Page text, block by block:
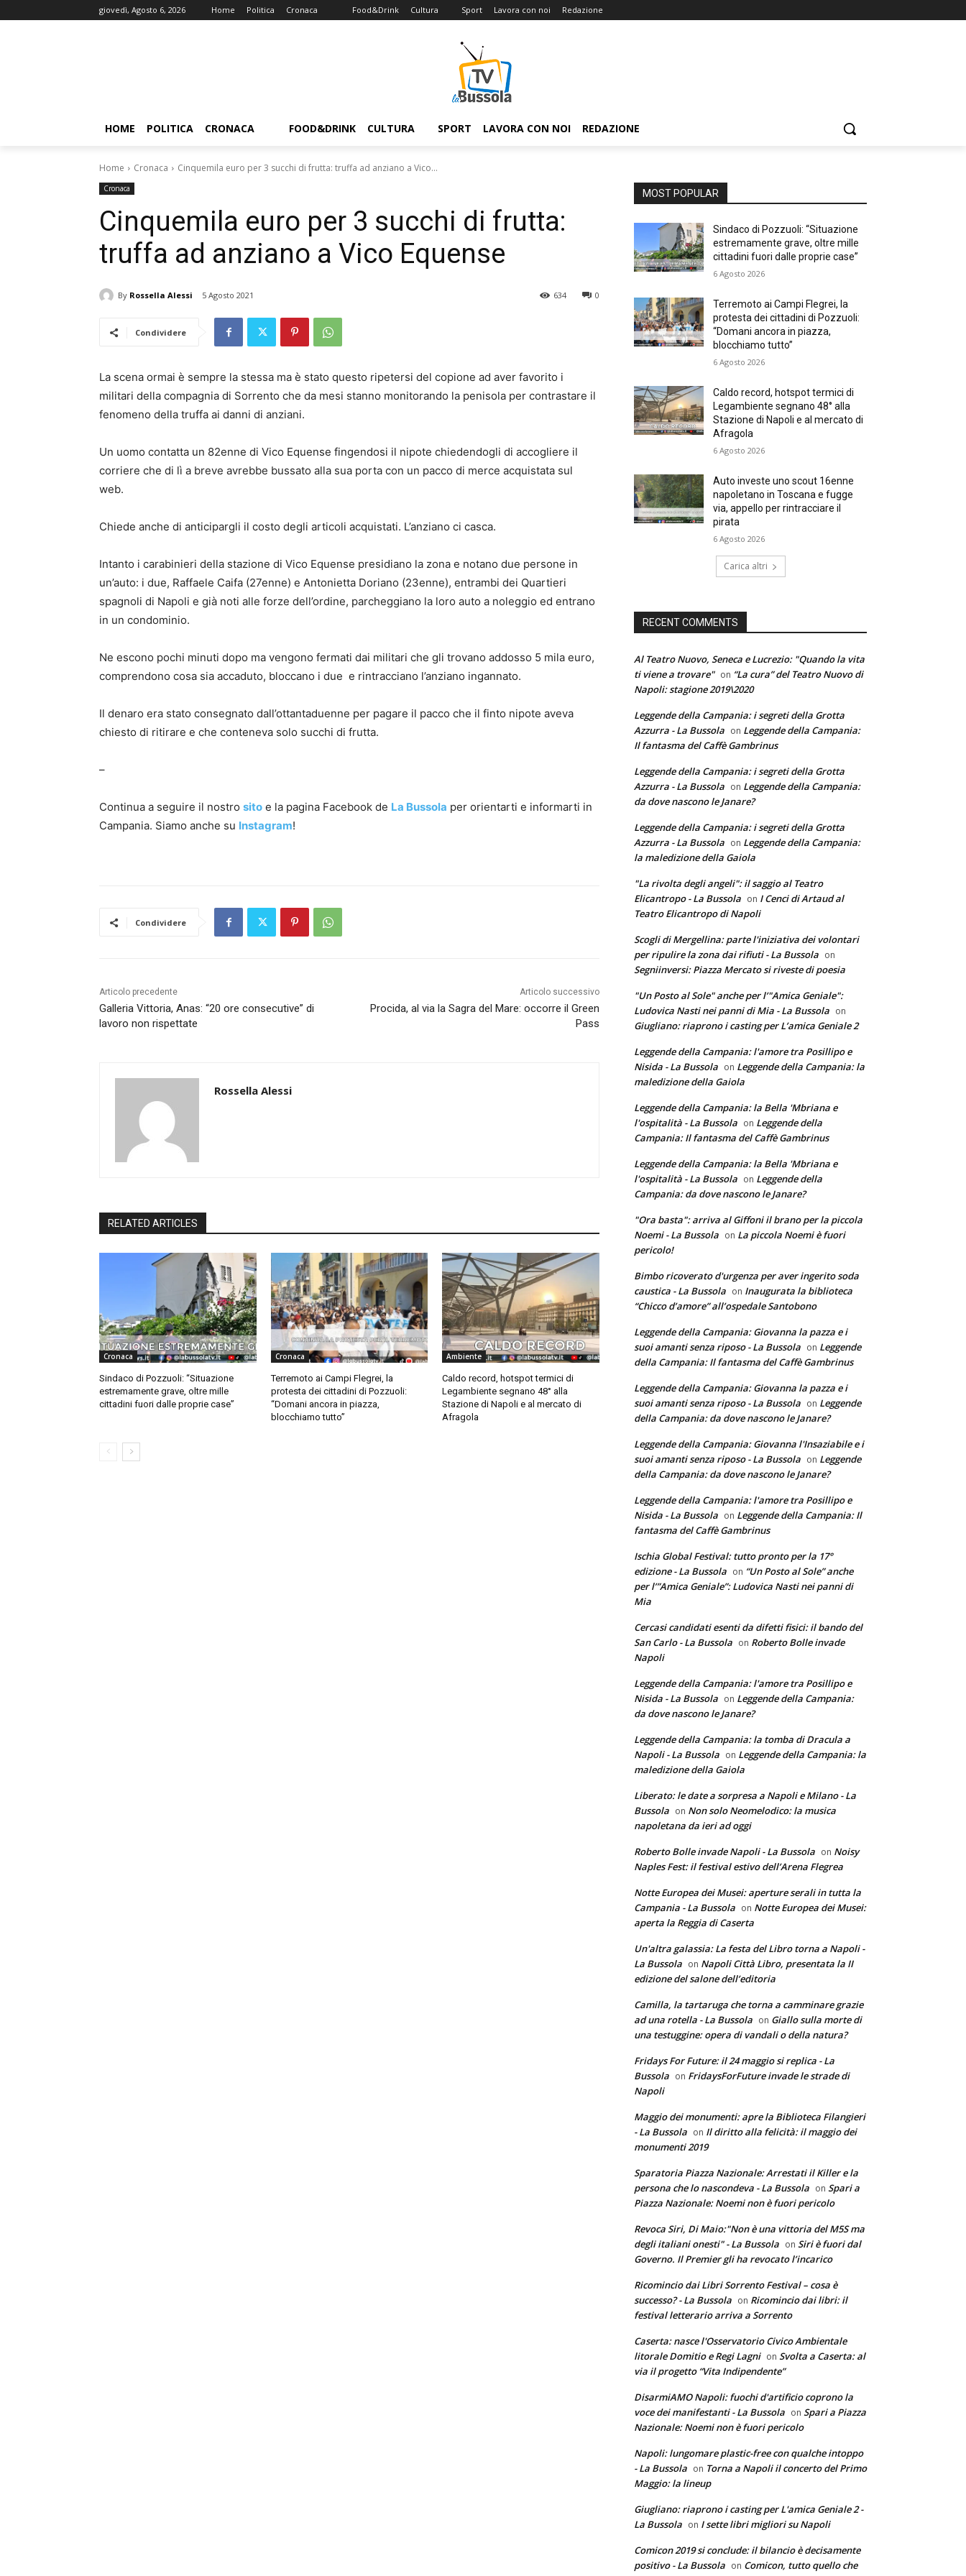
giovedì, Agosto 6, 2026 Home Politica Cronaca Food&Drink Cultura Sport Lavora con noi Redazione
HOME POLITICA CRONACA FOOD&DRINK CULTURA SPORT LAVORA CON NOI REDAZIONE
Home Cronaca Cinquemila euro per 3 succhi di frutta: truffa ad anziano a Vico...
Cronaca
Cinquemila euro per 3 succhi di frutta:
truffa ad anziano a Vico Equense
By Rossella Alessi 5 Agosto 2021 0
634
Condividere
La scena ormai è sempre la stessa ma è stato questo ripetersi del copione ad aver favorito i
militari della compagnia di Sorrento che da mesi stanno monitorando la penisola per contrastare il
fenomeno della truffa ai danni di anziani.
Un uomo contatta un 82enne di Vico Equense fingendosi il nipote chiedendogli di accogliere il
corriere che di lì a breve avrebbe bussato alla sua porta con un pacco di merce acquistata sul
web.
Chiede anche di anticipargli il costo degli articoli acquistati. L’anziano ci casca.
Intanto i carabinieri della stazione di Vico Equense presidiano la zona e notano due persone in
un’auto: i due, Raffaele Caifa (27enne) e Antonietta Doriano (23enne), entrambi dei Quartieri
spagnoli di Napoli e già noti alle forze dell’ordine, parcheggiano la loro auto a noleggio ed entrano
in un condominio.
Ne escono pochi minuti dopo ma vengono fermati dai militari che gli trovano addosso 5 mila euro,
comprendono cosa sia accaduto, bloccano i due e rintracciano l’anziano ingannato.
Il denaro era stato consegnato dall’ottantaduenne per pagare il pacco che il finto nipote aveva
chiesto di ritirare e che conteneva solo succhi di frutta.
–
Continua a seguire il nostro sito e la pagina Facebook de La Bussola per orientarti e informarti in
Campania. Siamo anche su Instagram!
Condividere
Articolo precedente
Galleria Vittoria, Anas: “20 ore consecutive” di
lavoro non rispettate
Articolo successivo
Procida, al via la Sagra del Mare: occorre il Green
Pass
Rossella Alessi
RELATED ARTICLES
Cronaca
Sindaco di Pozzuoli: “Situazione
estremamente grave, oltre mille
cittadini fuori dalle proprie case”
Cronaca
Terremoto ai Campi Flegrei, la
protesta dei cittadini di Pozzuoli:
“Domani ancora in piazza,
blocchiamo tutto”
Ambiente
Caldo record, hotspot termici di
Legambiente segnano 48° alla
Stazione di Napoli e al mercato di
Afragola
MOST POPULAR
Sindaco di Pozzuoli: “Situazione
estremamente grave, oltre mille
cittadini fuori dalle proprie case”
6 Agosto 2026
Terremoto ai Campi Flegrei, la
protesta dei cittadini di Pozzuoli:
“Domani ancora in piazza,
blocchiamo tutto”
6 Agosto 2026
Caldo record, hotspot termici di
Legambiente segnano 48° alla
Stazione di Napoli e al mercato di
Afragola
6 Agosto 2026
Auto investe uno scout 16enne
napoletano in Toscana e fugge
via, appello per rintracciare il
pirata
6 Agosto 2026
Carica altri
RECENT COMMENTS
Al Teatro Nuovo, Seneca e Lucrezio: "Quando la vita
ti viene a trovare" on “La cura” del Teatro Nuovo di
Napoli: stagione 2019\2020
Leggende della Campania: i segreti della Grotta
Azzurra - La Bussola on Leggende della Campania:
Il fantasma del Caffè Gambrinus
Leggende della Campania: i segreti della Grotta
Azzurra - La Bussola on Leggende della Campania:
da dove nascono le Janare?
Leggende della Campania: i segreti della Grotta
Azzurra - La Bussola on Leggende della Campania:
la maledizione della Gaiola
"La rivolta degli angeli": il saggio al Teatro
Elicantropo - La Bussola on I Cenci di Artaud al
Teatro Elicantropo di Napoli
Scogli di Mergellina: parte l'iniziativa dei volontari
per ripulire la zona dai rifiuti - La Bussola on
Segniinversi: Piazza Mercato si riveste di poesia
"Un Posto al Sole" anche per l’"Amica Geniale":
Ludovica Nasti nei panni di Mia - La Bussola on
Giugliano: riaprono i casting per L’amica Geniale 2
Leggende della Campania: l'amore tra Posillipo e
Nisida - La Bussola on Leggende della Campania: la
maledizione della Gaiola
Leggende della Campania: la Bella 'Mbriana e
l'ospitalità - La Bussola on Leggende della
Campania: Il fantasma del Caffè Gambrinus
Leggende della Campania: la Bella 'Mbriana e
l'ospitalità - La Bussola on Leggende della
Campania: da dove nascono le Janare?
"Ora basta": arriva al Giffoni il brano per la piccola
Noemi - La Bussola on La piccola Noemi è fuori
pericolo!
Bimbo ricoverato d'urgenza per aver ingerito soda
caustica - La Bussola on Inaugurata la biblioteca
“Chicco d’amore” all’ospedale Santobono
Leggende della Campania: Giovanna la pazza e i
suoi amanti senza riposo - La Bussola on Leggende
della Campania: Il fantasma del Caffè Gambrinus
Leggende della Campania: Giovanna la pazza e i
suoi amanti senza riposo - La Bussola on Leggende
della Campania: da dove nascono le Janare?
Leggende della Campania: Giovanna l'Insaziabile e i
suoi amanti senza riposo - La Bussola on Leggende
della Campania: da dove nascono le Janare?
Leggende della Campania: l'amore tra Posillipo e
Nisida - La Bussola on Leggende della Campania: Il
fantasma del Caffè Gambrinus
Ischia Global Festival: tutto pronto per la 17°
edizione - La Bussola on “Un Posto al Sole” anche
per l’”Amica Geniale”: Ludovica Nasti nei panni di
Mia
Cercasi candidati esenti da difetti fisici: il bando del
San Carlo - La Bussola on Roberto Bolle invade
Napoli
Leggende della Campania: l'amore tra Posillipo e
Nisida - La Bussola on Leggende della Campania:
da dove nascono le Janare?
Leggende della Campania: la tomba di Dracula a
Napoli - La Bussola on Leggende della Campania: la
maledizione della Gaiola
Liberato: le date a sorpresa a Napoli e Milano - La
Bussola on Non solo Neomelodico: la musica
napoletana da ieri ad oggi
Roberto Bolle invade Napoli - La Bussola on Noisy
Naples Fest: il festival estivo dell’Arena Flegrea
Notte Europea dei Musei: aperture serali in tutta la
Campania - La Bussola on Notte Europea dei Musei:
aperta la Reggia di Caserta
Un'altra galassia: La festa del Libro torna a Napoli -
La Bussola on Napoli Città Libro, presentata la II
edizione del salone dell’editoria
Camilla, la tartaruga che torna a camminare grazie
ad una rotella - La Bussola on Giallo sulla morte di
una testuggine: opera di vandali o della natura?
Fridays For Future: il 24 maggio si replica - La
Bussola on FridaysForFuture invade le strade di
Napoli
Maggio dei monumenti: apre la Biblioteca Filangieri
- La Bussola on Il diritto alla felicità: il maggio dei
monumenti 2019
Sparatoria Piazza Nazionale: Arrestati il Killer e la
persona che lo nascondeva - La Bussola on Spari a
Piazza Nazionale: Noemi non è fuori pericolo
Revoca Siri, Di Maio:"Non è una vittoria del M5S ma
degli italiani onesti" - La Bussola on Siri è fuori dal
Governo. Il Premier gli ha revocato l’incarico
Ricomincio dai Libri Sorrento Festival – cosa è
successo? - La Bussola on Ricomincio dai libri: il
festival letterario arriva a Sorrento
Caserta: nasce l'Osservatorio Civico Ambientale
litorale Domitio e Regi Lagni on Svolta a Caserta: al
via il progetto “Vita Indipendente”
DisarmiAMO Napoli: fuochi d'artificio coprono la
voce dei manifestanti - La Bussola on Spari a Piazza
Nazionale: Noemi non è fuori pericolo
Napoli: lungomare plastic-free con qualche intoppo
- La Bussola on Torna a Napoli il concerto del Primo
Maggio: la lineup
Giugliano: riaprono i casting per L'amica Geniale 2 -
La Bussola on I sette libri migliori su Napoli
Comicon 2019 si conclude: il bilancio è decisamente
positivo - La Bussola on Comicon, tutto quello che